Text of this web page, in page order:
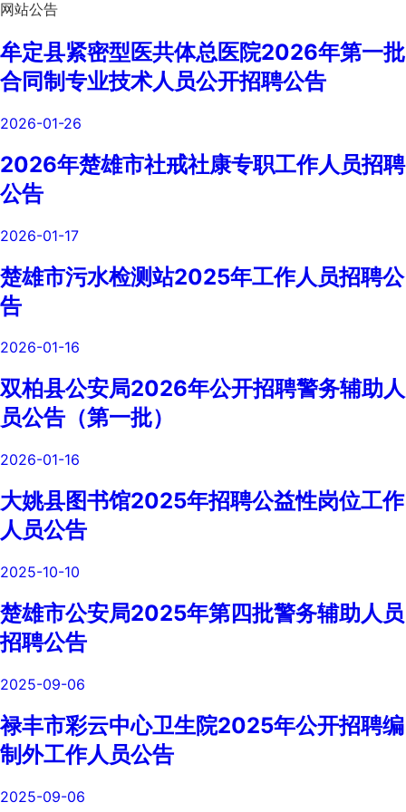
网站公告
牟定县紧密型医共体总医院2026年第一批
合同制专业技术人员公开招聘公告
2026-01-26
2026年楚雄市社戒社康专职工作人员招聘
公告
2026-01-17
楚雄市污水检测站2025年工作人员招聘公
告
2026-01-16
双柏县公安局2026年公开招聘警务辅助人
员公告（第一批）
2026-01-16
大姚县图书馆2025年招聘公益性岗位工作
人员公告
2025-10-10
楚雄市公安局2025年第四批警务辅助人员
招聘公告
2025-09-06
禄丰市彩云中心卫生院2025年公开招聘编
制外工作人员公告
2025-09-06